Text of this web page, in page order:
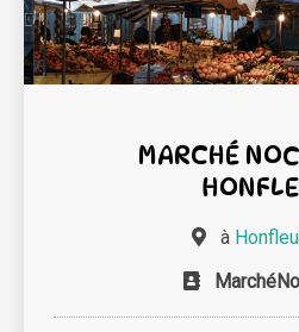
MARCHÉ
à